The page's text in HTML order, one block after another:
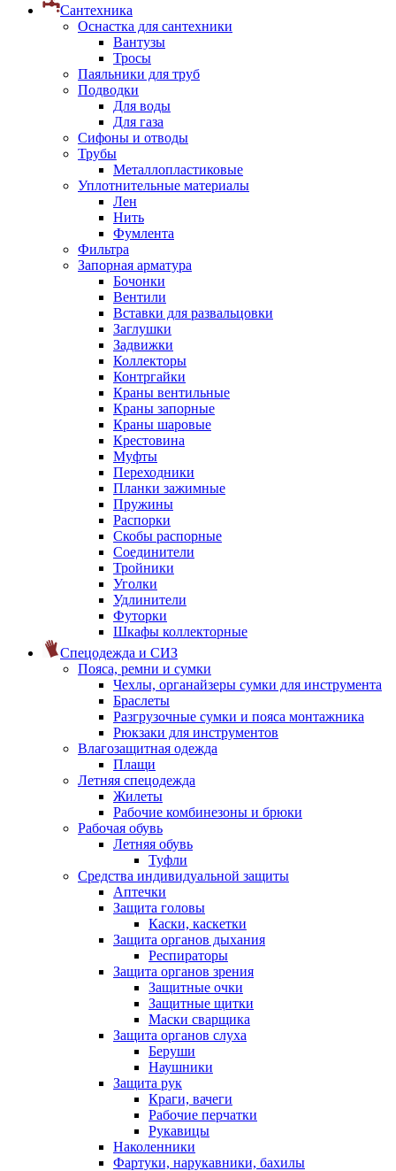
Сантехника
Оснастка для сантехники
Вантузы
Тросы
Паяльники для труб
Подводки
Для воды
Для газа
Сифоны и отводы
Трубы
Металлопластиковые
Уплотнительные материалы
Лен
Нить
Фумлента
Фильтра
Запорная арматура
Бочонки
Вентили
Вставки для развальцовки
Заглушки
Задвижки
Коллекторы
Контргайки
Краны вентильные
Краны запорные
Краны шаровые
Крестовина
Муфты
Переходники
Планки зажимные
Пружины
Распорки
Скобы распорные
Соединители
Тройники
Уголки
Удлинители
Футорки
Шкафы коллекторные
Спецодежда и СИЗ
Пояса, ремни и сумки
Чехлы, органайзеры сумки для инструмента
Браслеты
Разгрузочные сумки и пояса монтажника
Рюкзаки для инструментов
Влагозащитная одежда
Плащи
Летняя спецодежда
Жилеты
Рабочие комбинезоны и брюки
Рабочая обувь
Летняя обувь
Туфли
Средства индивидуальной защиты
Аптечки
Защита головы
Каски, каскетки
Защита органов дыхания
Респираторы
Защита органов зрения
Защитные очки
Защитные щитки
Маски сварщика
Защита органов слуха
Беруши
Наушники
Защита рук
Краги, вачеги
Рабочие перчатки
Рукавицы
Наколенники
Фартуки, нарукавники, бахилы